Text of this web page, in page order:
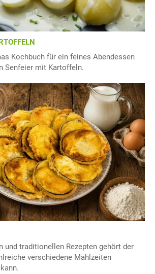
Kochbuch für ein feines Abendessen
Senfeier mit Kartoffeln.
und traditionellen Rezepten gehört der
verschiedene Mahlzeiten